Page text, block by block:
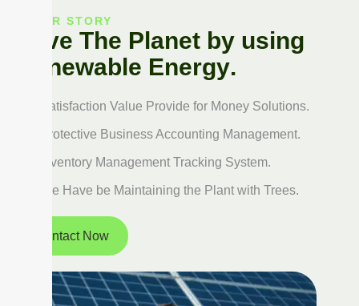
OUR STORY
ve The Planet by using
newable Energy.
Satisfaction Value Provide for Money Solutions.
Protective Business Accounting Management.
Inventory Management Tracking System.
We Have be Maintaining the Plant with Trees.
Contact Now